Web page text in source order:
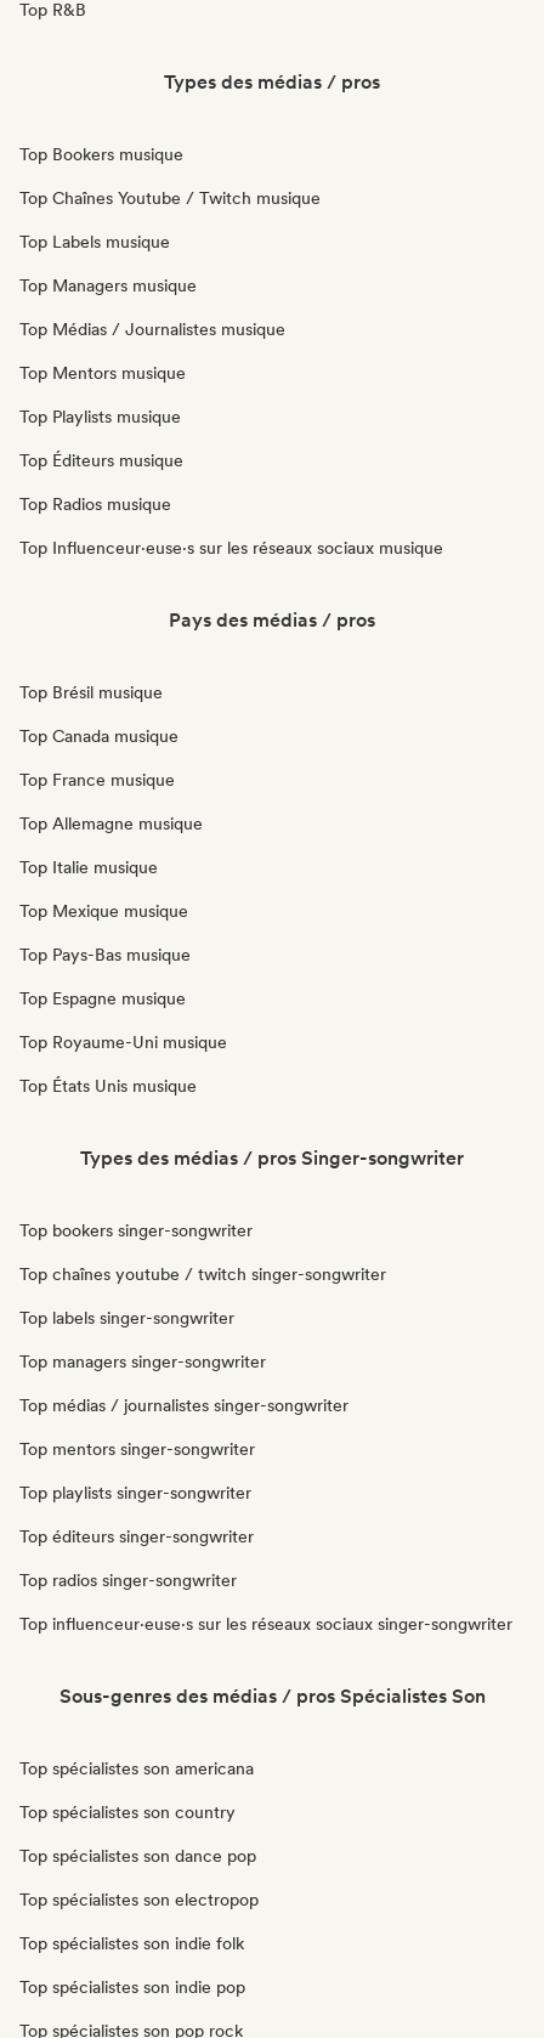
Top R&B
Types des médias / pros
Top Bookers musique
Top Chaînes Youtube / Twitch musique
Top Labels musique
Top Managers musique
Top Médias / Journalistes musique
Top Mentors musique
Top Playlists musique
Top Éditeurs musique
Top Radios musique
Top Influenceur·euse·s sur les réseaux sociaux musique
Pays des médias / pros
Top Brésil musique
Top Canada musique
Top France musique
Top Allemagne musique
Top Italie musique
Top Mexique musique
Top Pays-Bas musique
Top Espagne musique
Top Royaume-Uni musique
Top États Unis musique
Types des médias / pros Singer-songwriter
Top bookers singer-songwriter
Top chaînes youtube / twitch singer-songwriter
Top labels singer-songwriter
Top managers singer-songwriter
Top médias / journalistes singer-songwriter
Top mentors singer-songwriter
Top playlists singer-songwriter
Top éditeurs singer-songwriter
Top radios singer-songwriter
Top influenceur·euse·s sur les réseaux sociaux singer-songwriter
Sous-genres des médias / pros Spécialistes Son
Top spécialistes son americana
Top spécialistes son country
Top spécialistes son dance pop
Top spécialistes son electropop
Top spécialistes son indie folk
Top spécialistes son indie pop
Top spécialistes son pop rock